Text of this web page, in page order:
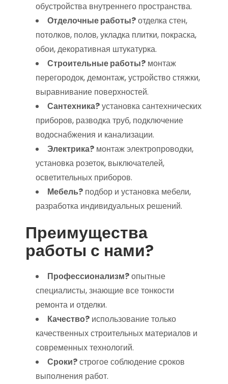
обустройства внутреннего пространства.
Отделочные работы?отделка стен,
потолков, полов, укладка плитки, покраска,
обои, декоративная штукатурка.
Строительные работы? монтаж
перегородок, демонтаж, устройство стяжки,
выравнивание поверхностей.
Сантехника?установка сантехнических
приборов, разводка труб, подключение
водоснабжения и канализации.
Электрика? монтаж электропроводки,
установка розеток, выключателей,
осветительных приборов.
Мебель? подбор и установка мебели,
разработка индивидуальных решений.
Преимущества
работы с нами?
Профессионализм?опытные
специалисты, знающие все тонкости
ремонта и отделки.
Качество? использование только
качественных строительных материалов и
современных технологий.
Сроки?строгое соблюдение сроков
выполнения работ.